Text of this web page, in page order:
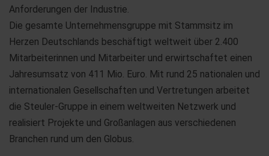
Anforderungen der Industrie.
Die gesamte Unternehmensgruppe mit Stammsitz im
Herzen Deutschlands beschäftigt weltweit über 2.400
Mitarbeiterinnen und Mitarbeiter und erwirtschaftet einen
Jahresumsatz von 411 Mio. Euro. Mit rund 25 nationalen und
internationalen Gesellschaften und Vertretungen arbeitet
die Steuler-Gruppe in einem weltweiten Netzwerk und
realisiert Projekte und Großanlagen aus verschiedenen
Branchen rund um den Globus.